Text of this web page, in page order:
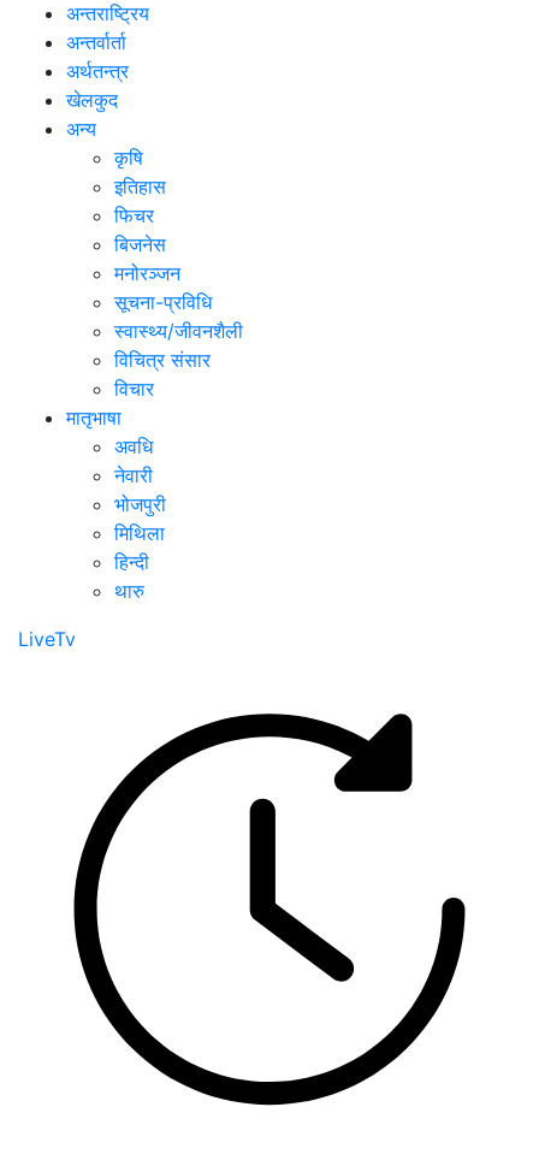
अन्तराष्ट्रिय
अन्तर्वार्ता
अर्थतन्त्र
खेलकुद
अन्य
कृषि
इतिहास
फिचर
बिजनेस
मनोरञ्जन
सूचना-प्रविधि
स्वास्थ्य/जीवनशैली
विचित्र संसार
विचार
मातृभाषा
अवधि
नेवारी
भोजपुरी
मिथिला
हिन्दी
थारु
LiveTv